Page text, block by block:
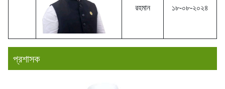
রহমান ১৮-০৮-২০২৪
প্রশাসক